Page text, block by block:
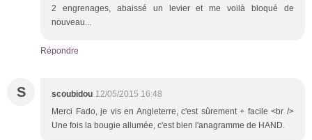
2 engrenages, abaissé un levier et me voilà bloqué de
nouveau...
Répondre
S scoubidou 12/05/2015 16:48
Merci Fado, je vis en Angleterre, c'est sûrement + facile <br />
Une fois la bougie allumée, c'est bien l'anagramme de HAND.